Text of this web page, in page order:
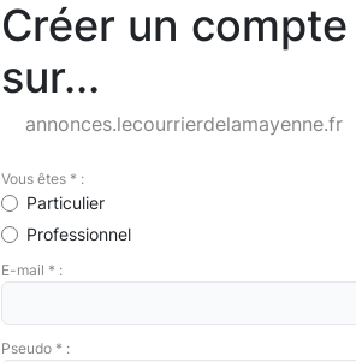
Créer un compte
sur...
annonces.lecourrierdelamayenne.fr
Vous êtes * :
Particulier
Professionnel
E-mail * :
Pseudo * :